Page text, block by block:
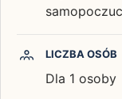
LICZBA OSÓB
Dla 1 osoby